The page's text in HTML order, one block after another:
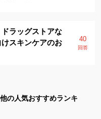
ラッグストアな
スキンケアのお
40
回答
の人気おすすめランキ